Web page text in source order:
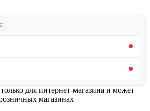
для интернет-магазина и может
магазинах